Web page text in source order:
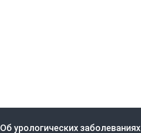
Об урологических заболеваниях